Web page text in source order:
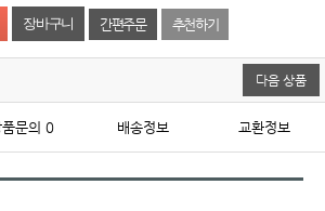
간편주문 추천하기
다음 상품
문의 0 배송정보 교환정보